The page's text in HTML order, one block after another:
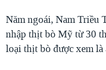
NGƯ DÂN VIỆT VÀ LÀN
Năm ngoái, Nam Triều
nhập thịt bò Mỹ từ 30
loại thịt bò được xem là